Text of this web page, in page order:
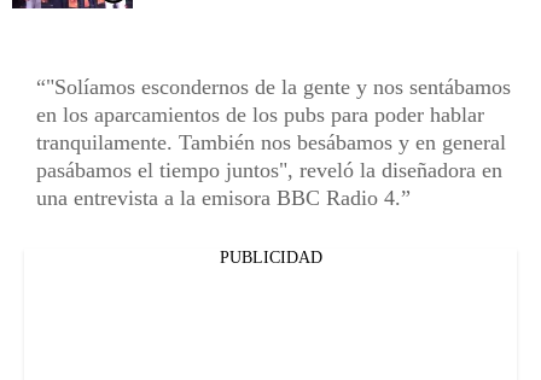
"Solíamos escondernos de la gente y nos sentábamos
en los aparcamientos de los pubs para poder hablar
tranquilamente. También nos besábamos y en general
pasábamos el tiempo juntos", reveló la diseñadora en
una entrevista a la emisora BBC Radio 4.
PUBLICIDAD